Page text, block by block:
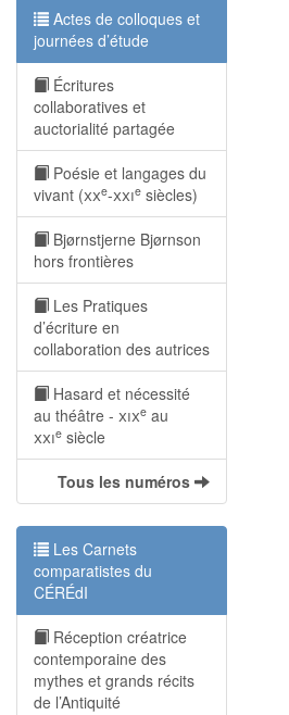
Actes de colloques et
journées d’étude
Écritures
collaboratives et
auctorialité partagée
Poésie et langages du
vivant (xxe-xxie siècles)
Bjørnstjerne Bjørnson
hors frontières
Les Pratiques
d’écriture en
collaboration des autrices
Hasard et nécessité
au théâtre - xixe au
xxie siècle
Tous les numéros
Les Carnets
comparatistes du
CÉRÉdI
Réception créatrice
contemporaine des
mythes et grands récits
de l’Antiquité